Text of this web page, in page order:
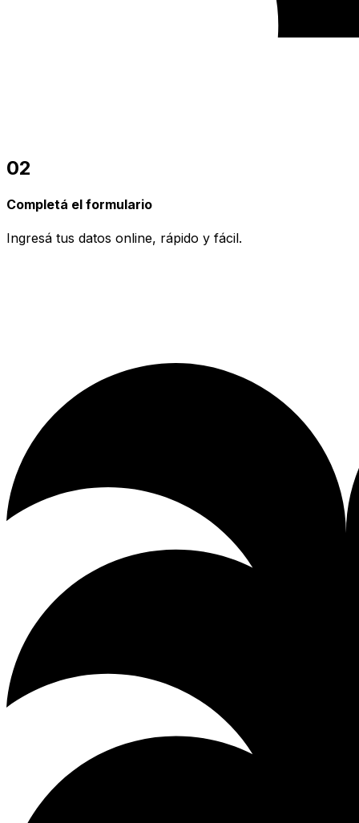
02
Completá el formulario
Ingresá tus datos online, rápido y fácil.